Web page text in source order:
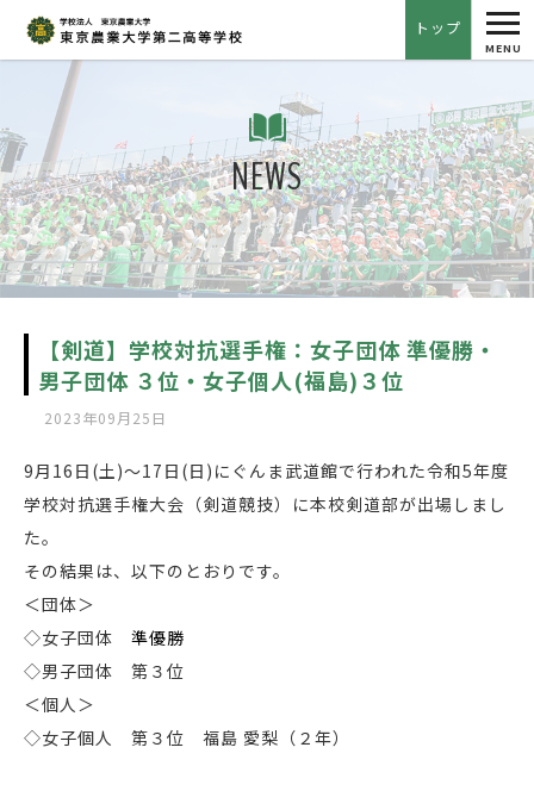
トップ
MENU
NEWS
【剣道】学校対抗選手権：女子団体 準優勝・
男子団体 ３位・女子個人(福島)３位
2023年09月25日
9月16日(土)〜17日(日)にぐんま武道館で行われた令和5年度
学校対抗選手権大会（剣道競技）に本校剣道部が出場しまし
た。
その結果は、以下のとおりです。
＜団体＞
◇女子団体 準優勝
◇男子団体 第３位
＜個人＞
◇女子個人 第３位 福島 愛梨（２年）